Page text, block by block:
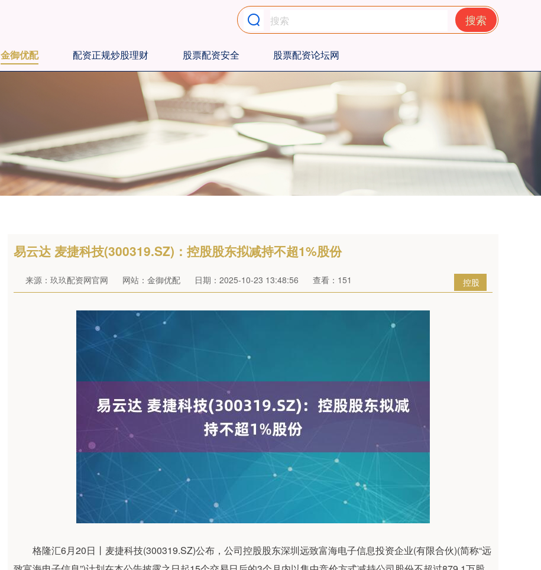
搜索
金御优配 配资正规炒股理财 股票配资安全 股票配资论坛网
易云达 麦捷科技(300319.SZ)：控股股东拟减持不超1%股份
控股
来源：玖玖配资网官网 网站：金御优配 日期：2025-10-23 13:48:56 查看：151
格隆汇6月20日丨麦捷科技(300319.SZ)公布，公司控股股东深圳远致富海电子信息投资企业(有限合伙)(简称“远